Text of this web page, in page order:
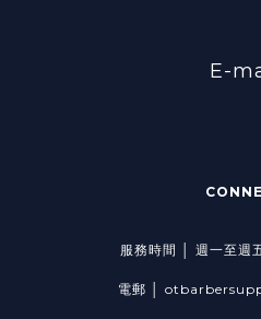
E-
服務時間 │ 週一至
電郵 │